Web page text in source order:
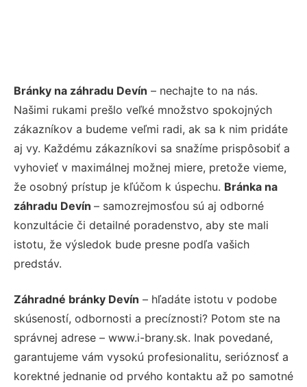
Bránky na záhradu Devín – nechajte to na nás.
Našimi rukami prešlo veľké množstvo spokojných
zákazníkov a budeme veľmi radi, ak sa k nim pridáte
aj vy. Každému zákazníkovi sa snažíme prispôsobiť a
vyhovieť v maximálnej možnej miere, pretože vieme,
že osobný prístup je kľúčom k úspechu. Bránka na
záhradu Devín – samozrejmosťou sú aj odborné
konzultácie či detailné poradenstvo, aby ste mali
istotu, že výsledok bude presne podľa vašich
predstáv.
Záhradné bránky Devín – hľadáte istotu v podobe
skúseností, odbornosti a precíznosti? Potom ste na
správnej adrese – www.i-brany.sk. Inak povedané,
garantujeme vám vysokú profesionalitu, serióznosť a
korektné jednanie od prvého kontaktu až po samotné